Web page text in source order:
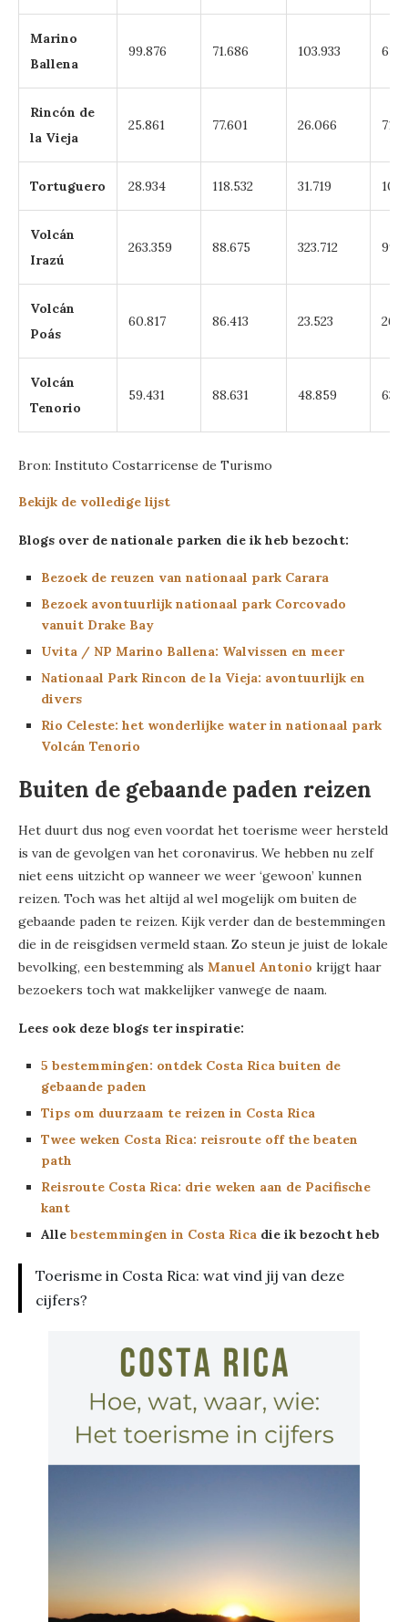
Marino
Ballena
99.876 71.686 103.933
Rincón de
la Vieja
25.861 77.601 26.066
Tortuguero 28.934 118.532 31.719
Volcán
Irazú
263.359 88.675 323.712
Volcán
Poás
60.817 86.413 23.523
Volcán
Tenorio
59.431 88.631 48.859
Bron: Instituto Costarricense de Turismo
Bekijk de volledige lijst
Blogs over de nationale parken die ik heb bezocht:
Bezoek de reuzen van nationaal park Carara
Bezoek avontuurlijk nationaal park Corcovado
vanuit Drake Bay
Uvita / NP Marino Ballena: Walvissen en meer
Nationaal Park Rincon de la Vieja: avontuurlijk en
divers
Rio Celeste: het wonderlijke water in nationaal park
Volcán Tenorio
Buiten de gebaande paden reizen
Het duurt dus nog even voordat het toerisme weer hersteld
is van de gevolgen van het coronavirus. We hebben nu zelf
niet eens uitzicht op wanneer we weer ‘gewoon’ kunnen
reizen. Toch was het altijd al wel mogelijk om buiten de
gebaande paden te reizen. Kijk verder dan de bestemmingen
die in de reisgidsen vermeld staan. Zo steun je juist de lokale
bevolking, een bestemming als Manuel Antonio krijgt haar
bezoekers toch wat makkelijker vanwege de naam.
Lees ook deze blogs ter inspiratie:
5 bestemmingen: ontdek Costa Rica buiten de
gebaande paden
Tips om duurzaam te reizen in Costa Rica
Twee weken Costa Rica: reisroute off the beaten
path
Reisroute Costa Rica: drie weken aan de Pacifische
kant
Alle bestemmingen in Costa Rica die ik bezocht heb
Toerisme in Costa Rica: wat vind jij van deze
cijfers?